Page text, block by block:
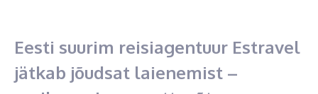
Eesti suurim reisiagentuur Estravel
jätkab jõudsat laienemist –